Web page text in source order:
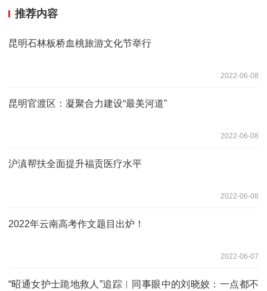
推荐内容
昆明石林板桥血桃旅游文化节举行
2022-06-08
昆明官渡区：凝聚合力建设“最美河道”
2022-06-08
沪滇帮扶全面提升福贡医疗水平
2022-06-08
2022年云南高考作文题目出炉！
2022-06-07
“昭通女护士跪地救人”追踪︱同事眼中的刘晓姣：一点都不